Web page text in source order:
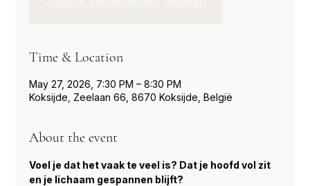
Time & Location
May 27, 2026, 7:30 PM – 8:30 PM
Koksijde, Zeelaan 66, 8670 Koksijde, België
About the event
Voel je dat het vaak te veel is? Dat je hoofd vol zit
en je lichaam gespannen blijft?